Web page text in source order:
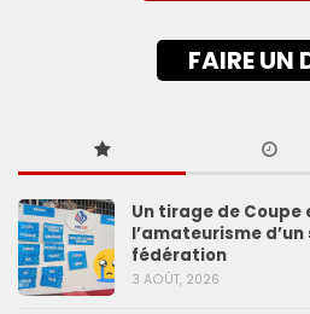
FAIRE UN
Un tirage de
l’amateurisme
fédération
3 AOÛT, 2026